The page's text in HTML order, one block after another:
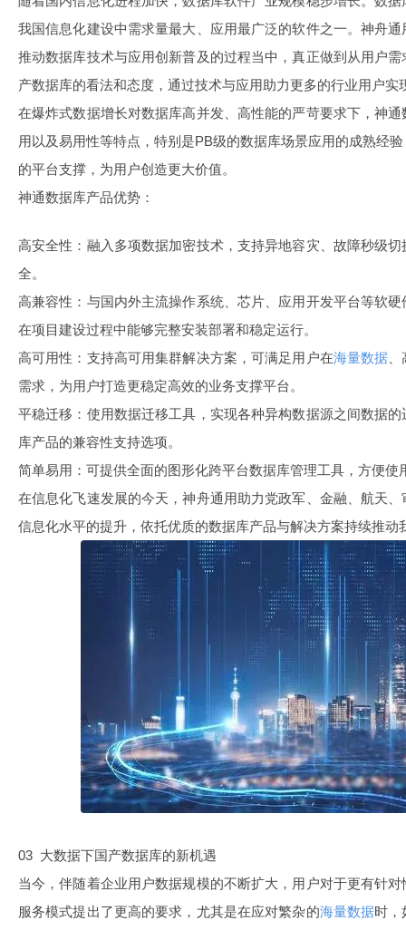
我国信息化建设中需求量最大、应用最广泛的软件之一。神舟
推动数据库技术与应用创新普及的过程当中，真正做到从用户
产数据库的看法和态度，通过技术与应用助力更多的行业用户实
在爆炸式数据增长对数据库高并发、高性能的严苛要求下，神
用以及易用性等特点，特别是PB级的数据库场景应用的成熟经
的平台支撑，为用户创造更大价值。
神通数据库产品优势：
高安全性：融入多项数据加密技术，支持异地容灾、故障秒级
全。
高兼容性：与国内外主流操作系统、芯片、应用开发平台等软
在项目建设过程中能够完整安装部署和稳定运行。
高可用性：支持高可用集群解决方案，可满足用户在海量数据、
需求，为用户打造更稳定高效的业务支撑平台。
平稳迁移：使用数据迁移工具，实现各种异构数据源之间数据
库产品的兼容性支持选项。
简单易用：可提供全面的图形化跨平台数据库管理工具，方便使
在信息化飞速发展的今天，神舟通用助力党政军、金融、航天
信息化水平的提升，依托优质的数据库产品与解决方案持续推动
03 大数据下国产数据库的新机遇
当今，伴随着企业用户数据规模的不断扩大，用户对于更有针
服务模式提出了更高的要求，尤其是在应对繁杂的海量数据时，